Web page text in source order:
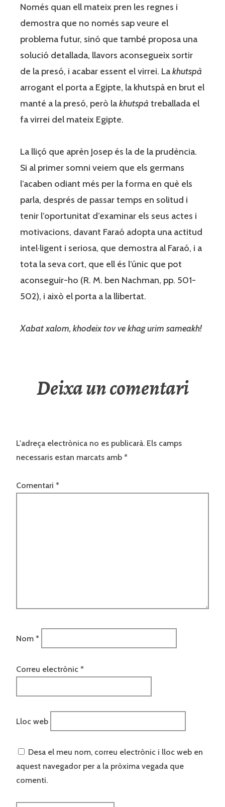
Només quan ell mateix pren les regnes i
demostra que no només sap veure el
problema futur, sinó que també proposa una
solució detallada, llavors aconsegueix sortir
de la presó, i acabar essent el virrei. Lakhutspà
arrogant el porta a Egipte, la khutspà en brut el
manté a la presó, però lakhutspà treballada el
fa virrei del mateix Egipte.
La lliçó que aprèn Josep és la de la prudència.
Si al primer somni veiem que els germans
l’acaben odiant més per la forma en què els
parla, després de passar temps en solitud i
tenir l’oportunitat d’examinar els seus actes i
motivacions, davant Faraó adopta una actitud
intel·ligent i seriosa, que demostra al Faraó, i a
tota la seva cort, que ell és l’únic que pot
aconseguir-ho (R. M. ben Nachman, pp. 501-
502), i això el porta a la llibertat.
Xabat xalom, khodeix tov ve khag urim sameakh!
Deixa un comentari
L'adreça electrònica no es publicarà. Els camps
necessaris estan marcats amb *
Comentari *
Nom *
Correu electrònic *
Lloc web
Desa el meu nom, correu electrònic i lloc web en
aquest navegador per a la pròxima vegada que
comenti.